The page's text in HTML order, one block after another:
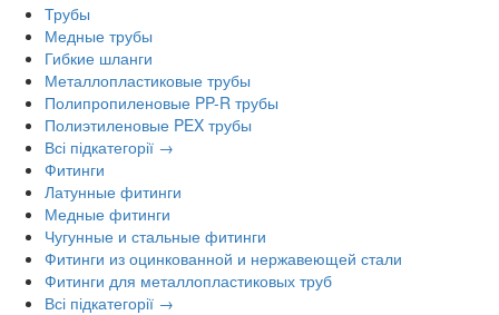
Трубы
Медные трубы
Гибкие шланги
Металлопластиковые трубы
Полипропиленовые PP-R трубы
Полиэтиленовые PEX трубы
Всі підкатегорії →
Фитинги
Латунные фитинги
Медные фитинги
Чугунные и стальные фитинги
Фитинги из оцинкованной и нержавеющей стали
Фитинги для металлопластиковых труб
Всі підкатегорії →